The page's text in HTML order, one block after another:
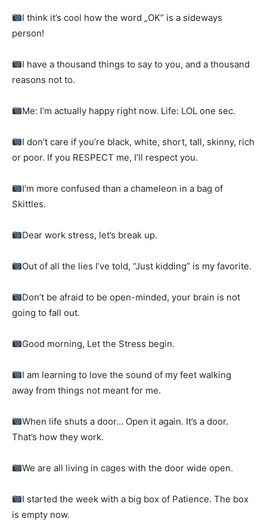
I think it’s cool how the word „OK” is a sideways
person!
I have a thousand things to say to you, and a thousand
reasons not to.
Me: I’m actually happy right now. Life: LOL one sec.
I don’t care if you’re black, white, short, tall, skinny, rich
or poor. If you RESPECT me, I’ll respect you.
I’m more confused than a chameleon in a bag of
Skittles.
Dear work stress, let’s break up.
Out of all the lies I’ve told, “Just kidding” is my favorite.
Don’t be afraid to be open-minded, your brain is not
going to fall out.
Good morning, Let the Stress begin.
I am learning to love the sound of my feet walking
away from things not meant for me.
When life shuts a door… Open it again. It’s a door.
That’s how they work.
We are all living in cages with the door wide open.
I started the week with a big box of Patience. The box
is empty now.